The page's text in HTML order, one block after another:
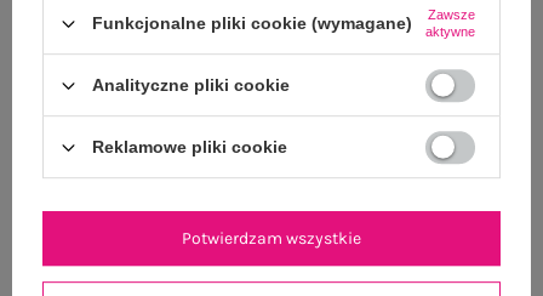
100 dni na zwrot
OPIS PRODUKTU
Funkcjonalne pliki cookie (wymagane)
Zawsze
aktywne
Analityczne pliki cookie
Reklamowe pliki cookie
Potwierdzam wszystkie